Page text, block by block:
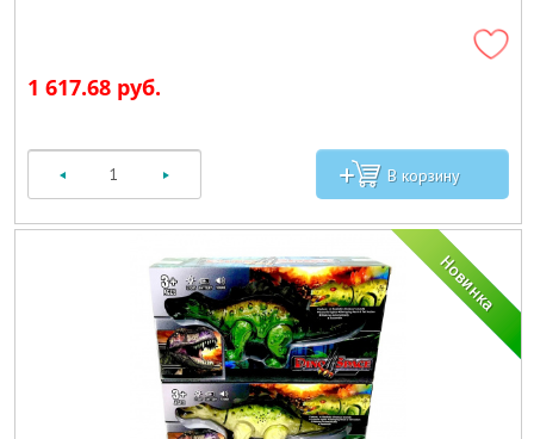
1 617.68 руб.